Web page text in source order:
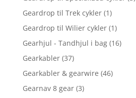
Geardrop til Trek cykler (1)
Geardrop til Wilier cykler (1)
Gearhjul - Tandhjul i bag (16)
Gearkabler (37)
Gearkabler & gearwire (46)
Gearnav 8 gear (3)